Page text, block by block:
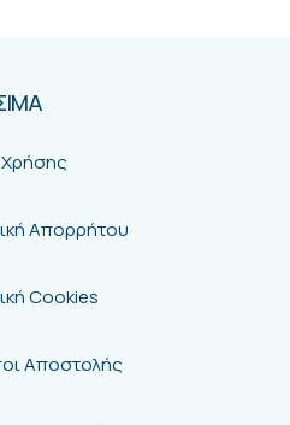
Απορρήτου
Cookies
Αποστολής